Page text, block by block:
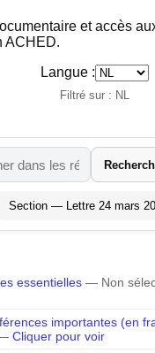
et accès
ACHED.
Langue :
Filtré sur : NL
essentielles — Non
importantes (en
Cliquer pour voir